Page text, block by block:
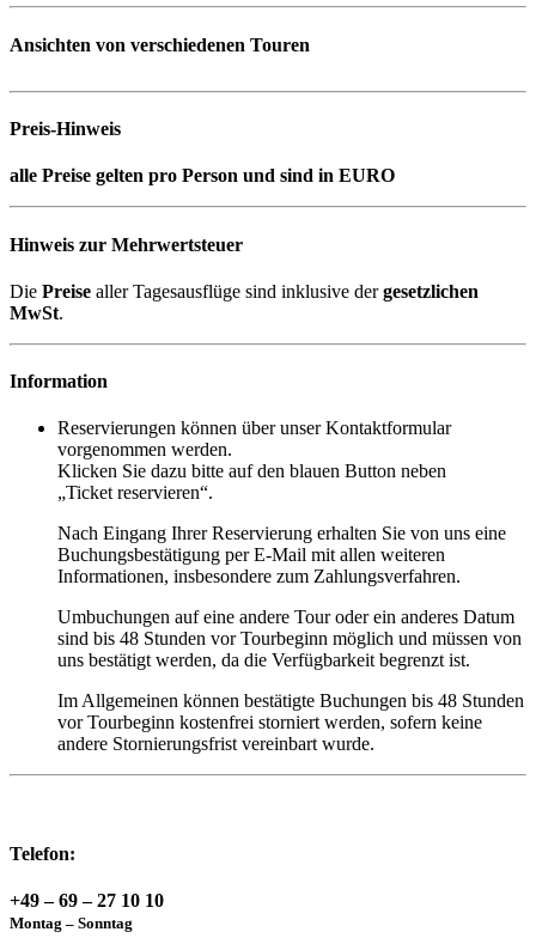
Ansichten von verschiedenen Touren
Preis-Hinweis
alle Preise gelten pro Person und sind in EURO
Hinweis zur Mehrwertsteuer
Die Preise aller Tagesausflüge sind inklusive dergesetzlichen
MwSt.
Information
Reservierungen können über unser Kontaktformular
vorgenommen werden.
Klicken Sie dazu bitte auf den blauen Button neben
„Ticket reservieren“.
Nach Eingang Ihrer Reservierung erhalten Sie von uns eine
Buchungsbestätigung per E-Mail mit allen weiteren
Informationen, insbesondere zum Zahlungsverfahren.
Umbuchungen auf eine andere Tour oder ein anderes Datum
sind bis 48 Stunden vor Tourbeginn möglich und müssen von
uns bestätigt werden, da die Verfügbarkeit begrenzt ist.
Im Allgemeinen können bestätigte Buchungen bis 48 Stunden
vor Tourbeginn kostenfrei storniert werden, sofern keine
andere Stornierungsfrist vereinbart wurde.
Telefon:
+49 – 69 – 27 10 10
Montag – Sonntag